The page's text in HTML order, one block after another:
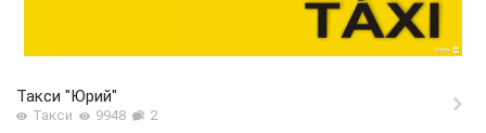
Такси "Юрий"
Такси 9948 2